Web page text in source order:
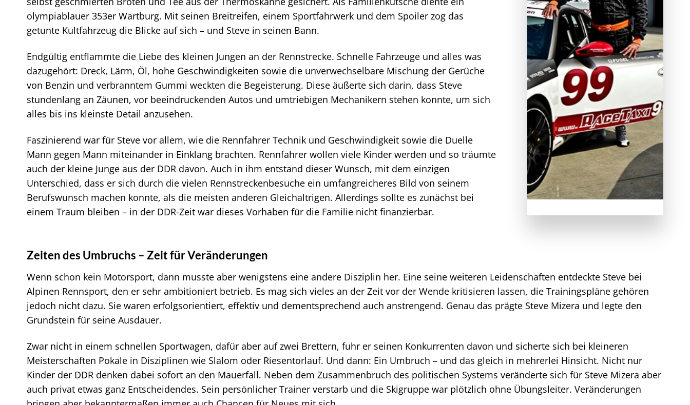
olympiablauer 353er Wartburg. Mit seinen Breitreifen, einem Sportfahrwerk und dem Spoiler zog das
getunte Kultfahrzeug die Blicke auf sich – und Steve in seinen Bann.
Endgültig entflammte die Liebe des kleinen Jungen an der Rennstrecke. Schnelle Fahrzeuge und alles was
dazugehört: Dreck, Lärm, Öl, hohe Geschwindigkeiten sowie die unverwechselbare Mischung der Gerüche
von Benzin und verbranntem Gummi weckten die Begeisterung. Diese äußerte sich darin, dass Steve
stundenlang an Zäunen, vor beeindruckenden Autos und umtriebigen Mechanikern stehen konnte, um sich
alles bis ins kleinste Detail anzusehen.
Faszinierend war für Steve vor allem, wie die Rennfahrer Technik und Geschwindigkeit sowie die Duelle
Mann gegen Mann miteinander in Einklang brachten. Rennfahrer wollen viele Kinder werden und so träumte
auch der kleine Junge aus der DDR davon. Auch in ihm entstand dieser Wunsch, mit dem einzigen
Unterschied, dass er sich durch die vielen Rennstreckenbesuche ein umfangreicheres Bild von seinem
Berufswunsch machen konnte, als die meisten anderen Gleichaltrigen. Allerdings sollte es zunächst bei
einem Traum bleiben – in der DDR-Zeit war dieses Vorhaben für die Familie nicht finanzierbar.
Zeiten des Umbruchs – Zeit für Veränderungen
Wenn schon kein Motorsport, dann musste aber wenigstens eine andere Disziplin her. Eine seine weiteren Leidenschaften entdeckte Steve bei
Alpinen Rennsport, den er sehr ambitioniert betrieb. Es mag sich vieles an der Zeit vor der Wende kritisieren lassen, die Trainingspläne gehören
jedoch nicht dazu. Sie waren erfolgsorientiert, effektiv und dementsprechend auch anstrengend. Genau das prägte Steve Mizera und legte den
Grundstein für seine Ausdauer.
Zwar nicht in einem schnellen Sportwagen, dafür aber auf zwei Brettern, fuhr er seinen Konkurrenten davon und sicherte sich bei kleineren
Meisterschaften Pokale in Disziplinen wie Slalom oder Riesentorlauf. Und dann: Ein Umbruch – und das gleich in mehrerlei Hinsicht. Nicht nur
Kinder der DDR denken dabei sofort an den Mauerfall. Neben dem Zusammenbruch des politischen Systems veränderte sich für Steve Mizera aber
auch privat etwas ganz Entscheidendes. Sein persönlicher Trainer verstarb und die Skigruppe war plötzlich ohne Übungsleiter. Veränderungen